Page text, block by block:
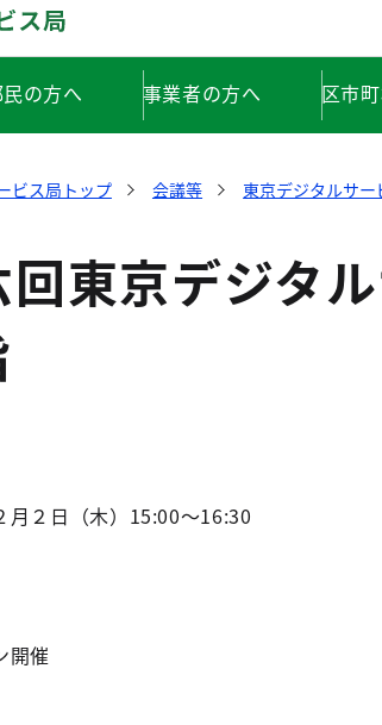
の方へ 事業者の方へ 区市
ビス局トップ 会議等 東京デジタルサ
回東京デジタ
月２日（木）15:00～16:30
開催